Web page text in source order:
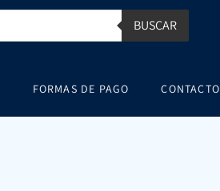
BUSCAR
FORMAS DE PAGO CONTACTO